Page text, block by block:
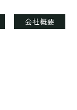
会社概要